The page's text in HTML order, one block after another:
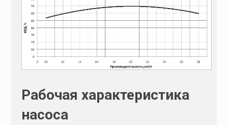
Рабочая характеристика
насоса